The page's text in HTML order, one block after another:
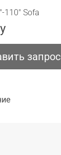
110" Sofa
запрос